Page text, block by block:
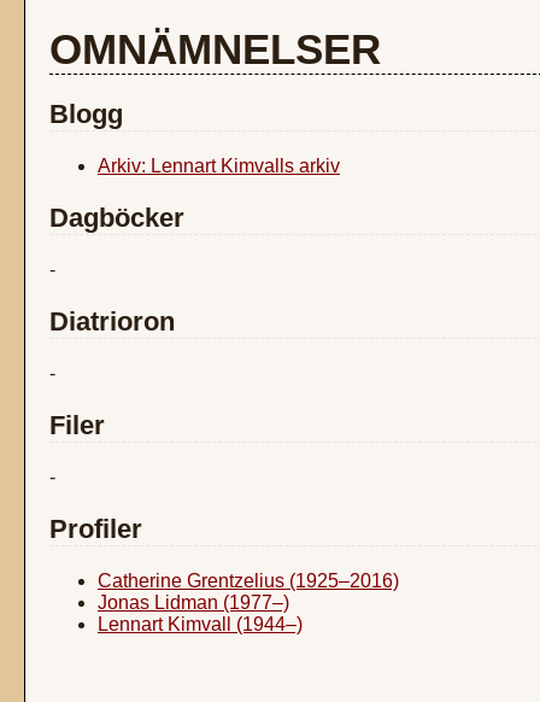
OMNÄMNELSER
Blogg
Arkiv: Lennart Kimvalls arkiv
Dagböcker
-
Diatrioron
-
Filer
-
Profiler
Catherine Grentzelius (1925–2016)
Jonas Lidman (1977–)
Lennart Kimvall (1944–)